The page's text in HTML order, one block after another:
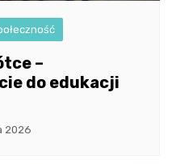
–
do edukacji
2026